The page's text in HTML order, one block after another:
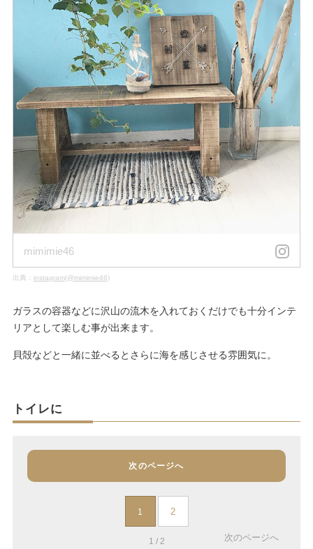
mimimie46
出典： instagram(@mimimie46)
ガラスの容器などに沢山の流木を入れておくだけでも十分インテ
リアとして楽しむ事が出来ます。
貝殻などと一緒に並べるとさらに海を感じさせる雰囲気に。
トイレに
次のページへ
1 2
1 / 2 次のページへ